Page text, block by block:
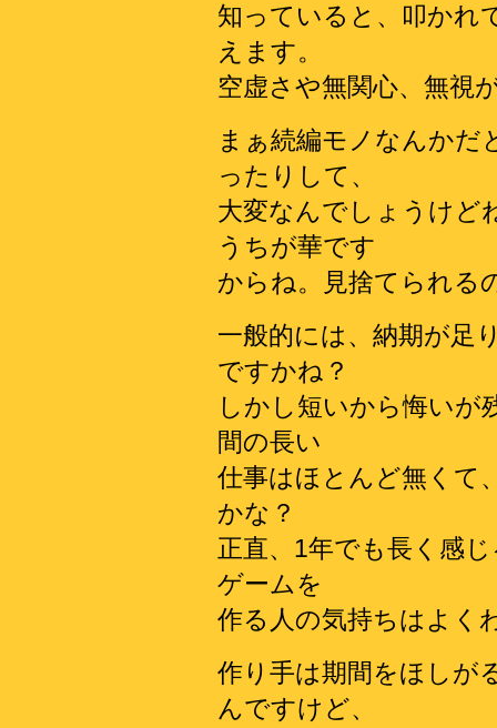
知っていると、叩かれ
えます。
空虚さや無関心、無視
まぁ続編モノなんかだ
ったりして、
大変なんでしょうけど
うちが華です
からね。見捨てられる
一般的には、納期が足
ですかね？
しかし短いから悔いが
間の長い
仕事はほとんど無くて
かな？
正直、1年でも長く感
ゲームを
作る人の気持ちはよく
作り手は期間をほしが
んですけど、